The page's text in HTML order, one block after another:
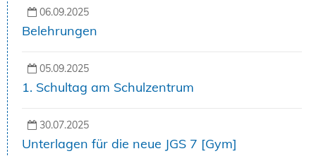
06.09.2025
Belehrungen
05.09.2025
1. Schultag am Schulzentrum
30.07.2025
Unterlagen für die neue JGS 7 [Gym]